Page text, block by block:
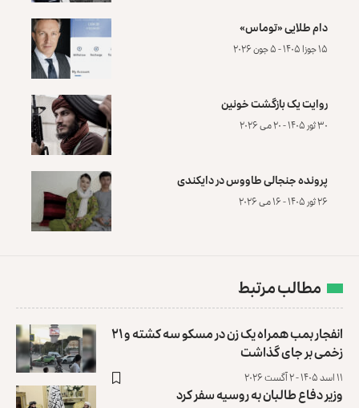
دام طلایی «توماس»
۱۵ جوزا ۱۴۰۵ - ۵ جون ۲۰۲۶
روایت یک بازگشت خونین
۳۰ ثور ۱۴۰۵ - ۲۰ می ۲۰۲۶
پرونده‌ جنجالی طاووس در دایکندی
۲۶ ثور ۱۴۰۵ - ۱۶ می ۲۰۲۶
مطالب مرتبط
انفجار بمب همراه یک زن در مسکو سه کشته و ۲۱
زخمی بر جای گذاشت
۱۱ اسد ۱۴۰۵ - ۲ آگست ۲۰۲۶
وزیر دفاع طالبان به روسیه سفر کرد